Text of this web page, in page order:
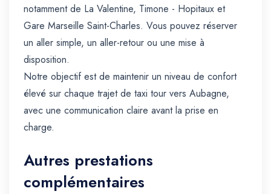
notamment de La Valentine, Timone - Hopitaux et
Gare Marseille Saint-Charles. Vous pouvez réserver
un aller simple, un aller-retour ou une mise à
disposition.
Notre objectif est de maintenir un niveau de confort
élevé sur chaque trajet de taxi tour vers Aubagne,
avec une communication claire avant la prise en
charge.
Autres prestations
complémentaires